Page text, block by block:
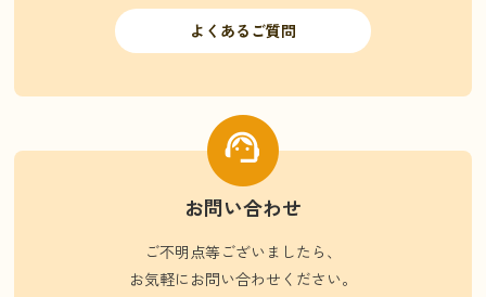
よくあるご質問
お問い合わせ
ご不明点等ございましたら、
お気軽にお問い合わせください。